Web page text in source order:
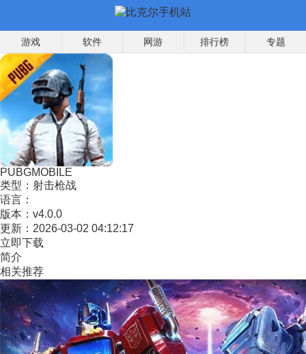
游戏 软件 网游 排行榜 专题
PUBGMOBILE
类型： 射击枪战
语言：
版本： v4.0.0
更新： 2026-03-02 04:12:17
立即下载
简介
相关推荐